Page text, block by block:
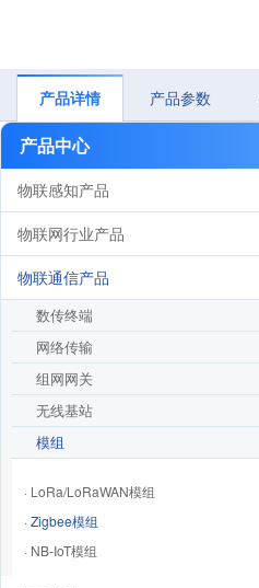
产品详情 产品参数
产品中心
物联感知产品
物联网行业产品
物联通信产品
数传终端
网络传输
组网网关
无线基站
模组
· LoRa/LoRaWAN模组
· Zigbee模组
· NB-IoT模组